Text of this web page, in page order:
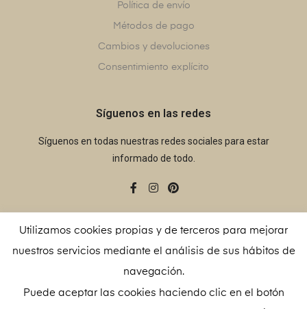
Política de envío
Métodos de pago
Cambios y devoluciones
Consentimiento explícito
Síguenos en las redes
Síguenos en todas nuestras redes sociales para estar
informado de todo.
Utilizamos cookies propias y de terceros para mejorar
nuestros servicios mediante el análisis de sus hábitos de
navegación.
Puede aceptar las cookies haciendo clic en el botón